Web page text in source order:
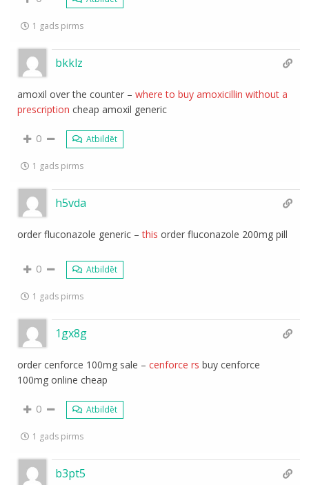
1 gads pirms
bkklz
amoxil over the counter –where to buy amoxicillin without a
prescription cheap amoxil generic
0 Atbildēt
1 gads pirms
h5vda
order fluconazole generic –this order fluconazole 200mg pill
0 Atbildēt
1 gads pirms
1gx8g
order cenforce 100mg sale –cenforce rs buy cenforce
100mg online cheap
0 Atbildēt
1 gads pirms
b3pt5